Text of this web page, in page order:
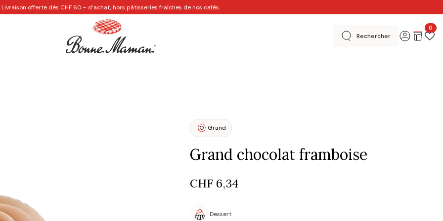
Livraison offerte dès CHF 60.– d’achat, hors pâtisseries fraîches de nos cafés.
Rechercher
0
Grand
Grand chocolat framboise
CHF 6,34
Dessert